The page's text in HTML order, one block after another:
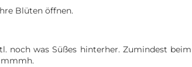
Blüten öffnen.
noch was Süßes hinterher. Zumindest beim